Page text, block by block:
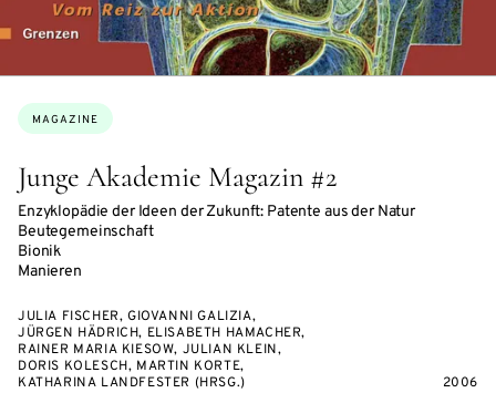
Junge Akademie Magazin #2
Enzyklopädie der Ideen der Zukunft: Patente aus der Natur
Beutegemeinschaft
Bionik
Manieren
Topics:
MAGAZINE
JULIA FISCHER, GIOVANNI GALIZIA,
JÜRGEN HÄDRICH, ELISABETH HAMACHER,
RAINER MARIA KIESOW, JULIAN KLEIN,
DORIS KOLESCH, MARTIN KORTE,
KATHARINA LANDFESTER (HRSG.)
2006